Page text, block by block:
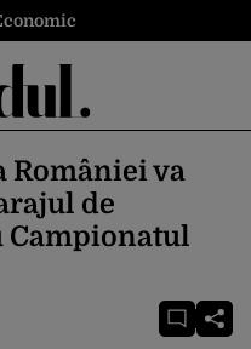
României va
de
Campionatul